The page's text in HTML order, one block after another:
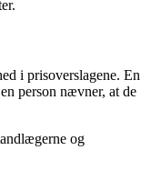
i prisoverslagene. En
person nævner, at de
og